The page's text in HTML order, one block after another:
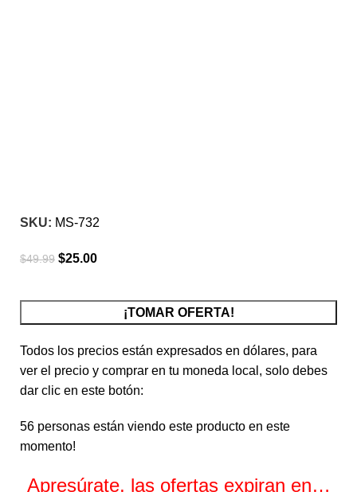
SKU: MS-732
$49.99 $25.00
¡TOMAR OFERTA!
Todos los precios están expresados en dólares, para
ver el precio y comprar en tu moneda local, solo debes
dar clic en este botón:
56 personas están viendo este producto en este
momento!
Apresúrate, las ofertas expiran en…